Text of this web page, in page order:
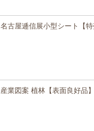
名古屋逓信展小型シート【特
産業図案 植林【表面良好品】